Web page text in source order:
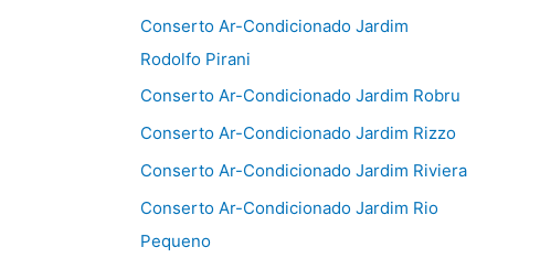
Conserto Ar-Condicionado Jardim
Rodolfo Pirani
Conserto Ar-Condicionado Jardim Robru
Conserto Ar-Condicionado Jardim Rizzo
Conserto Ar-Condicionado Jardim Riviera
Conserto Ar-Condicionado Jardim Rio
Pequeno